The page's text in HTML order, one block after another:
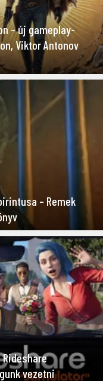
– új gameplay-
Viktor Antonov
– Remek
vezetni